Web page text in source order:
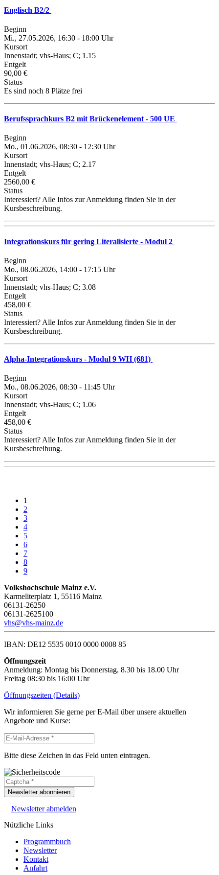
Englisch B2/2
Beginn
Mi., 27.05.2026, 16:30 - 18:00 Uhr
Kursort
Innenstadt; vhs-Haus; C; 1.15
Entgelt
90,00 €
Status
Es sind noch 8 Plätze frei
Berufssprachkurs B2 mit Brückenelement - 500 UE
Beginn
Mo., 01.06.2026, 08:30 - 12:30 Uhr
Kursort
Innenstadt; vhs-Haus; C; 2.17
Entgelt
2560,00 €
Status
Interessiert? Alle Infos zur Anmeldung finden Sie in der
Kursbeschreibung.
Integrationskurs für gering Literalisierte - Modul 2
Beginn
Mo., 08.06.2026, 14:00 - 17:15 Uhr
Kursort
Innenstadt; vhs-Haus; C; 3.08
Entgelt
458,00 €
Status
Interessiert? Alle Infos zur Anmeldung finden Sie in der
Kursbeschreibung.
Alpha-Integrationskurs - Modul 9 WH (681)
Beginn
Mo., 08.06.2026, 08:30 - 11:45 Uhr
Kursort
Innenstadt; vhs-Haus; C; 1.06
Entgelt
458,00 €
Status
Interessiert? Alle Infos zur Anmeldung finden Sie in der
Kursbeschreibung.
1
2
3
4
5
6
7
8
9
Volkshochschule Mainz e.V.
Karmeliterplatz 1, 55116 Mainz
06131-26250
06131-2625100
vhs@vhs-mainz.de
IBAN: DE12 5535 0010 0000 0008 85
Öffnungszeit
Anmeldung: Montag bis Donnerstag, 8.30 bis 18.00 Uhr
Freitag 08:30 bis 16:00 Uhr
Öffnungszeiten (Details)
Wir informieren Sie gerne per E-Mail über unsere aktuellen
Angebote und Kurse:
Bitte diese Zeichen in das Feld unten eintragen.
Newsletter abonnieren
Newsletter abmelden
Nützliche Links
Programmbuch
Newsletter
Kontakt
Anfahrt